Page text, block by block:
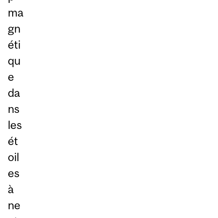
ma
gn
éti
qu
e
da
ns
les
ét
oil
es
à
ne